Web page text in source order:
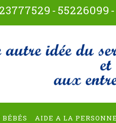
23777529 - 55226099 -
multiservices
BÉBÉS AIDE A LA PERSONNE